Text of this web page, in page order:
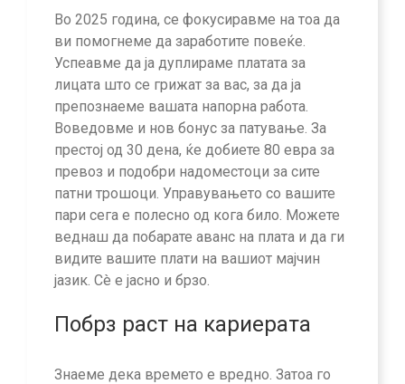
Во 2025 година, се фокусиравме на тоа да
ви помогнеме да заработите повеќе.
Успеавме да ја дуплираме платата за
лицата што се грижат за вас, за да ја
препознаеме вашата напорна работа.
Воведовме и нов бонус за патување. За
престој од 30 дена, ќе добиете 80 евра за
превоз и подобри надоместоци за сите
патни трошоци. Управувањето со вашите
пари сега е полесно од кога било. Можете
веднаш да побарате аванс на плата и да ги
видите вашите плати на вашиот мајчин
јазик. Сè е јасно и брзо.
Побрз раст на кариерата
Знаеме дека времето е вредно. Затоа го